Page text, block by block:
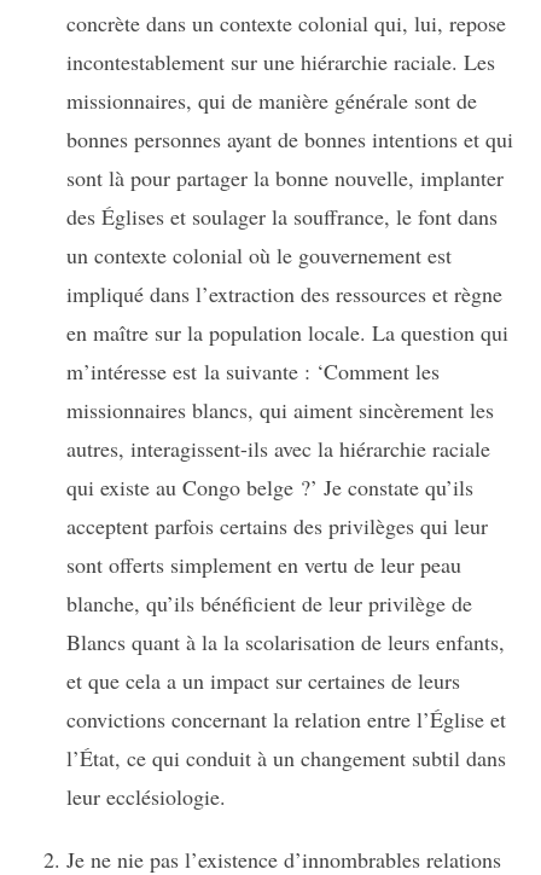
concrète dans un contexte colonial qui, lui, repose
incontestablement sur une hiérarchie raciale. Les
missionnaires, qui de manière générale sont de
bonnes personnes ayant de bonnes intentions et qui
sont là pour partager la bonne nouvelle, implanter
des Églises et soulager la souffrance, le font dans
un contexte colonial où le gouvernement est
impliqué dans l’extraction des ressources et règne
en maître sur la population locale. La question qui
m’intéresse est la suivante : ‘Comment les
missionnaires blancs, qui aiment sincèrement les
autres, interagissent-ils avec la hiérarchie raciale
qui existe au Congo belge ?’ Je constate qu’ils
acceptent parfois certains des privilèges qui leur
sont offerts simplement en vertu de leur peau
blanche, qu’ils bénéficient de leur privilège de
Blancs quant à la la scolarisation de leurs enfants,
et que cela a un impact sur certaines de leurs
convictions concernant la relation entre l’Église et
l’État, ce qui conduit à un changement subtil dans
leur ecclésiologie.
Je ne nie pas l’existence d’innombrables relations